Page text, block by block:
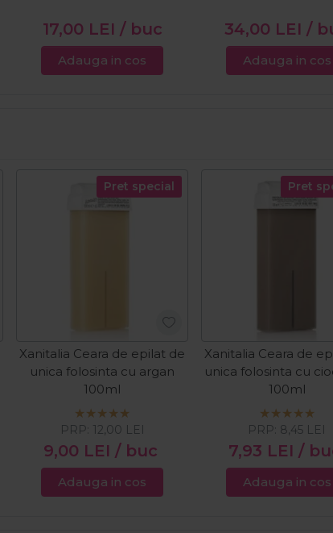
17,00 LEI / buc
Adauga in cos
34,00 LEI /
Adauga in cos
Pret special
Xanitalia Ceara de epilat de
unica folosinta cu argan
100ml
9,00 LEI / buc
PRP: 12,00 LEI
Adauga in cos
Pret
Xanitalia Ceara de
unica folosinta cu
100ml
7,93 LEI /
PRP: 8,45 LEI
Adauga in cos